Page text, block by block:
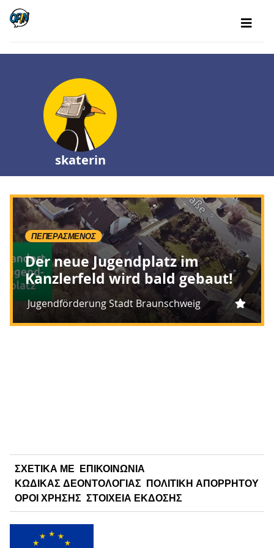
skaterin
ΠΕΠΕΡΑΣΜΈΝΟΣ
Der neue Jugendplatz im
Kanzlerfeld wird bald gebaut!
Jugendförderung Stadt Braunschweig
ΣΧΕΤΙΚΑ ΜΕ ΕΠΙΚΟΙΝΩΝΙΑ
ΚΏΔΙΚΑΣ ΔΕΟΝΤΟΛΟΓΊΑΣ ΠΟΛΙΤΙΚΗ ΑΠΟΡΡΗΤΟΥ
ΟΡΟΙ ΧΡΗΣΗΣ ΣΤΟΙΧΕΙΑ ΕΚΔΟΣΗΣ